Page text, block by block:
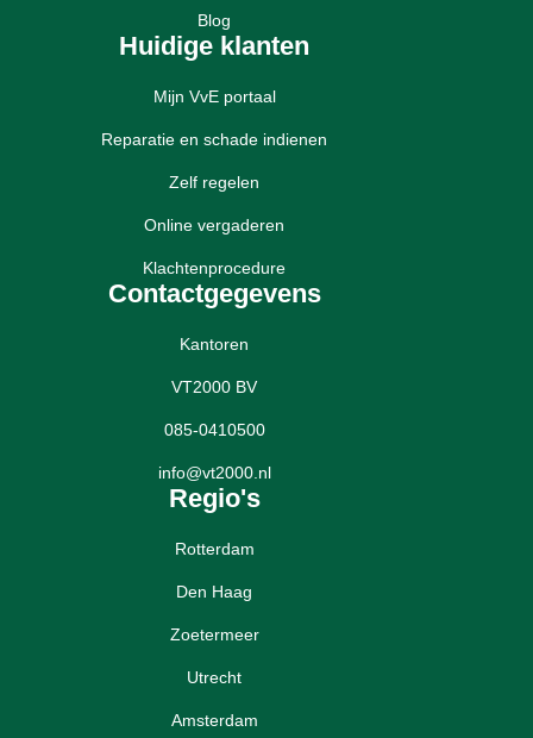
Blog
Huidige klanten
Mijn VvE portaal
Reparatie en schade indienen
Zelf regelen
Online vergaderen
Klachtenprocedure
Contactgegevens
Kantoren
VT2000 BV
085-0410500
info@vt2000.nl
Regio's
Rotterdam
Den Haag
Zoetermeer
Utrecht
Amsterdam